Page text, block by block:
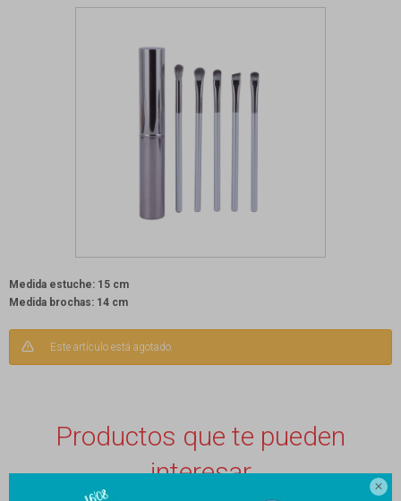

Medida estuche: 15 cm
Medida brochas: 14 cm
Este artículo está agotado.
Productos que te pueden
interesar